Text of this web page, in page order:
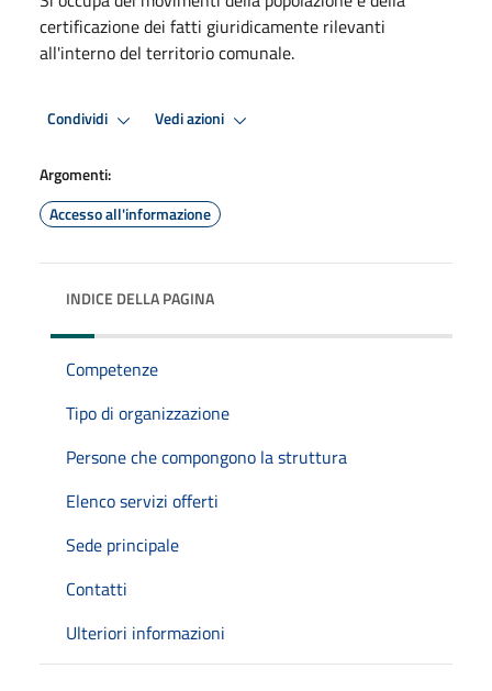
certificazione dei fatti giuridicamente rilevanti
all'interno del territorio comunale.
Condividi Vedi azioni
Argomenti:
Accesso all'informazione
INDICE DELLA PAGINA
Competenze
Tipo di organizzazione
Persone che compongono la struttura
Elenco servizi offerti
Sede principale
Contatti
Ulteriori informazioni